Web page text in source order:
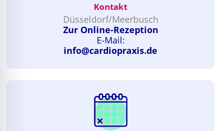
Kontakt
Düsseldorf/Meerbusch
Zur Online-Rezeption
E-Mail:
info@cardiopraxis.de